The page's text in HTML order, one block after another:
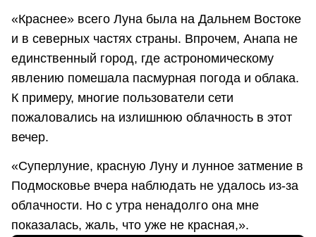
«Краснее» всего Луна была на Дальнем Востоке
и в северных частях страны. Впрочем, Анапа не
единственный город, где астрономическому
явлению помешала пасмурная погода и облака.
К примеру, многие пользователи сети
пожаловались на излишнюю облачность в этот
вечер.
«Суперлуние, красную Луну и лунное затмение в
Подмосковье вчера наблюдать не удалось из-за
облачности. Но с утра ненадолго она мне
показалась, жаль, что уже не красная,».